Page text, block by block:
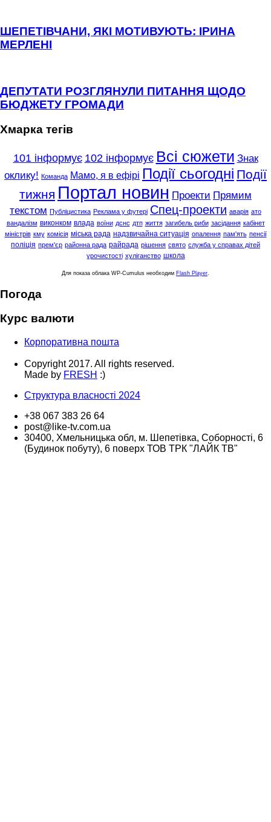
ШЕПЕТІВЧАНИ, ЯКІ МОТИВУЮТЬ: ІРИНА
МЕРЛЕНІ
ДЕПУТАТИ РОЗГЛЯНУЛИ ПИТАННЯ ЩОДО
БЮДЖЕТУ ГРОМАДИ
Хмарка тегів
101 інформує 102 інформує Всі сюжети Знак
оклику! Команда Мамо, я в ефірі Події сьогодні Події
тижня Портал новин Проекти Прямим
текстом Публіцистика Реклама у футері Спец-проекти аварія ато
вандалізм виконком влада воїни дснс дтп життя загибель риби засідання кабінет
міністрів кму комісія міська рада надзвичайна ситуація опалення пам'ять пенсії
поліція прем'єр районна рада райрада рішення свято служба у справах дітей
урочистості хуліганство школа
Для показа облака WP-Cumulus необходим Flash Player
Погода
Курс валюти
Корпоративна пошта
Copyright 2017. All rights reserved.
Made by FRESH :)
Структура власності 2024
+38 067 383 26 64
post@like-tv.com.ua
30400, Хмельницька обл, м. Шепетівка, Соборності, 6
(Будинок побуту), 6 поверх ТОВ ТРК "ЛАЙК ТВ"